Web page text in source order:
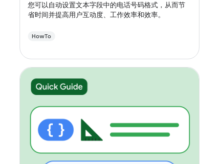
您可以自动设置文本字段中的电话号码格式，从而节
省时间并提高用户互动度、工作效率和效率。
HowTo